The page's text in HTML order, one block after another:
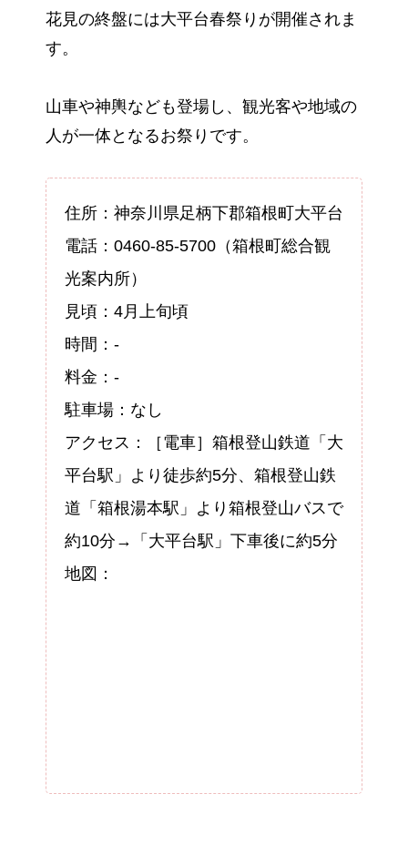
花見の終盤には大平台春祭りが開催されま
す。
山車や神輿なども登場し、観光客や地域の
人が一体となるお祭りです。
住所：神奈川県足柄下郡箱根町大平台
電話：0460-85-5700（箱根町総合観
光案内所）
見頃：4月上旬頃
時間：-
料金：-
駐車場：なし
アクセス：［電車］箱根登山鉄道「大
平台駅」より徒歩約5分、箱根登山鉄
道「箱根湯本駅」より箱根登山バスで
約10分→「大平台駅」下車後に約5分
地図：